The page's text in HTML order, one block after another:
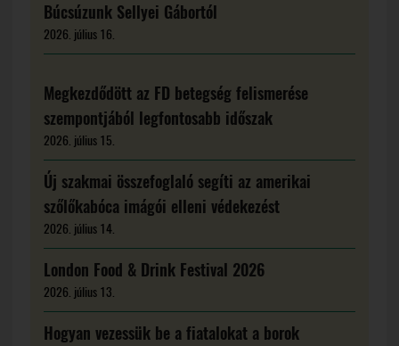
Búcsúzunk Sellyei Gábortól
2026. július 16.
Megkezdődött az FD betegség felismerése
szempontjából legfontosabb időszak
2026. július 15.
Új szakmai összefoglaló segíti az amerikai
szőlőkabóca imágói elleni védekezést
2026. július 14.
London Food & Drink Festival 2026
2026. július 13.
Hogyan vezessük be a fiatalokat a borok